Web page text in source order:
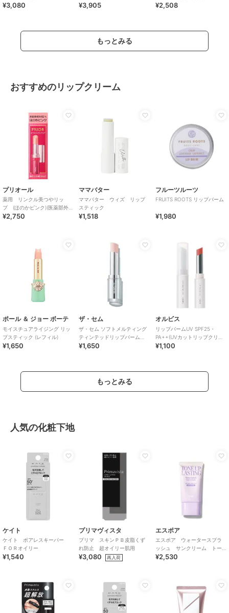
¥3,080 ¥3,905 ¥2,508
もっとみる
おすすめのリップクリーム
プリオール
薬用 リンクル美つやリッ
プ (ほのかピンク)(医薬部外
品)
¥2,750
ママバター
ママバター ウィズ リップ
スティック
¥1,518
フルーツルーツ
FRUITS ROOTS リップバーム
¥1,980
ポール ＆ ジョー ボーテ
モイスチュアライジング リッ
プスティック (レフィル)
¥1,650
ザ・セム
ザ・セム ソフトメルティング
ティンテッドリップバーム
PK01
¥1,650
オルビス
リップバームUV SPF25・
PA++(UVカットリップクリー
ム）
¥1,100
もっとみる
人気の化粧下地
ケイト
ケイト ポアレスキーパー
ＦＯＲオイリー
¥1,540
プリマヴィスタ
プリマ スキンＰＢ皮脂くず
れ防止 超オイリー肌用
¥3,080 再入荷
エスポア
エスポア ウォータースプラ
ッシュ サンクリーム トー
ンアップラスティング
¥2,530